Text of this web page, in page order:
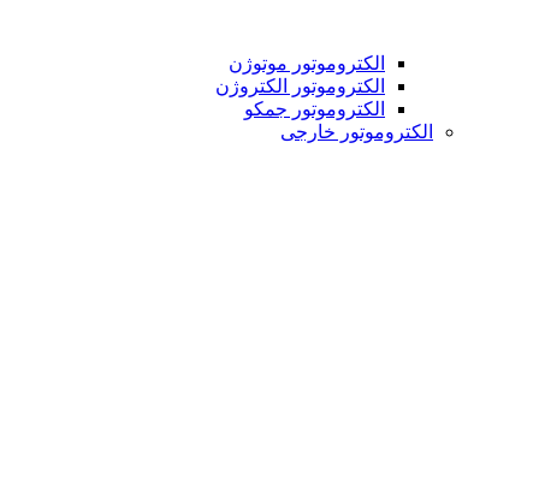
الکتروموتور موتوژن
الکتروموتور الکتروژن
الکتروموتور جمکو
الکتروموتور خارجی